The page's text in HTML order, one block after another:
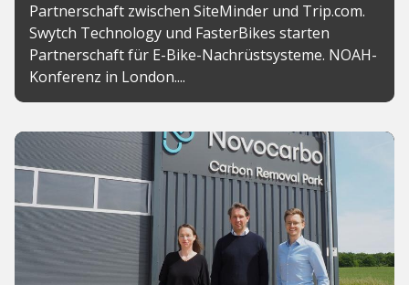
Partnerschaft zwischen SiteMinder und Trip.com.
Swytch Technology und FasterBikes starten
Partnerschaft für E-Bike-Nachrüstsysteme. NOAH-
Konferenz in London....